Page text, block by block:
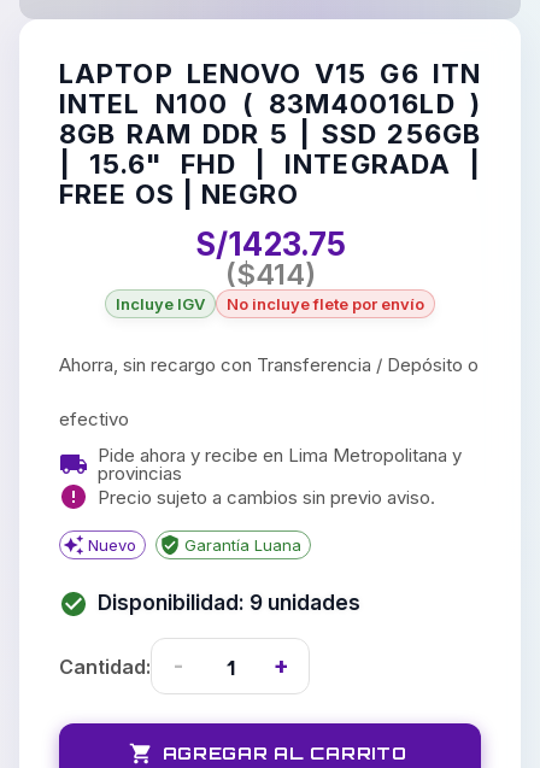
LAPTOP LENOVO V15 G6 ITN
INTEL N100 ( 83M40016LD )
8GB RAM DDR 5 | SSD 256GB
| 15.6" FHD | INTEGRADA |
FREE OS | NEGRO
S/1423.75
($414)
Incluye IGV No incluye flete por envío
Ahorra, sin recargo con Transferencia / Depósito o
efectivo
Pide ahora y recibe en Lima Metropolitana y
provincias
Precio sujeto a cambios sin previo aviso.
Nuevo Garantía Luana
Disponibilidad: 9 unidades
Cantidad: - 1 +
AGREGAR AL CARRITO